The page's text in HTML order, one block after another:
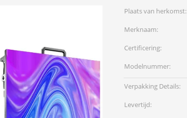
Plaats van herkomst:
Merknaam:
Certificering:
Modelnummer:
Verpakking Details:
Levertijd: